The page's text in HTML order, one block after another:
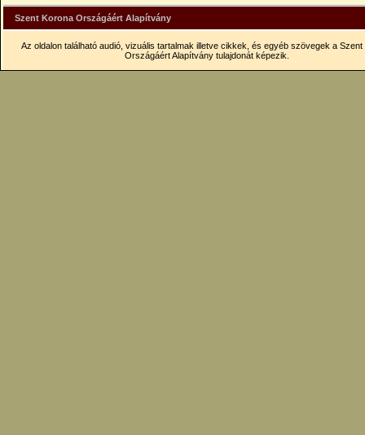
Szent Korona Országáért Alapítvány
Az oldalon található audió, vizuális tartalmak illetve cikkek, és egyéb szövegek a Szent
Országáért Alapítvány tulajdonát képezik.